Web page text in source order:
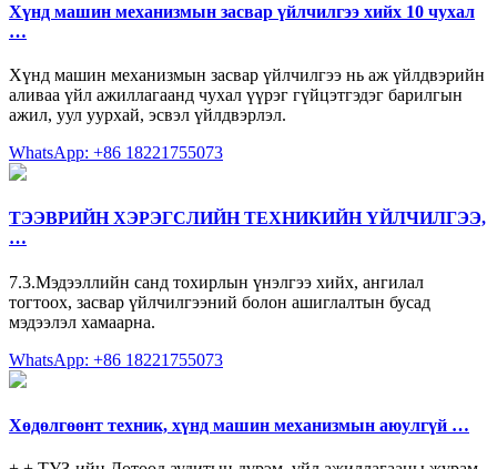
Хүнд машин механизмын засвар үйлчилгээ хийх 10 чухал
…
Хүнд машин механизмын засвар үйлчилгээ нь аж үйлдвэрийн
аливаа үйл ажиллагаанд чухал үүрэг гүйцэтгэдэг барилгын
ажил, уул уурхай, эсвэл үйлдвэрлэл.
WhatsApp: +86 18221755073
ТЭЭВРИЙН ХЭРЭГСЛИЙН ТЕХНИКИЙН ҮЙЛЧИЛГЭЭ,
…
7.3.Мэдээллийн санд тохирлын үнэлгээ хийх, ангилал
тогтоох, засвар үйлчилгээний болон ашиглалтын бусад
мэдээлэл хамаарна.
WhatsApp: +86 18221755073
Хөдөлгөөнт техник, хүнд машин механизмын аюулгүй …